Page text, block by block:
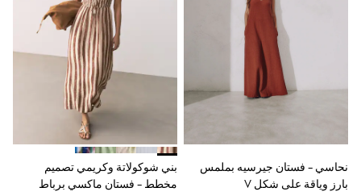
Coats & Jackets
Underwear
Socks
Multipacks
All Boys Sport & Swimwear
Trainers & Pumps
Swimwear
Tops
Joggers
adidas
Nike
نحاسي - فستان جيرسيه بملمس
بارز وياقة على شكل V
بني شوكولاتة وكريمي تصميم
مخطط - فستان ماكسي برباط